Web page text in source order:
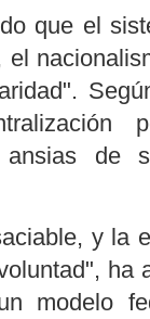
que el
de
y la
ha
modelo